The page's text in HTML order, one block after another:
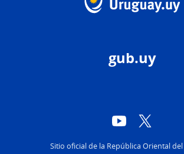
gub.uy
YouTube
Sitio oficial de la República Oriental